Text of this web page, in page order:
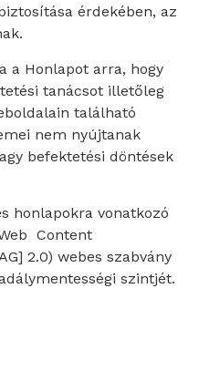
érdekében, az
a Honlapot arra, hogy
tanácsot illetőleg
található
nem nyújtanak
befektetési döntések
honlapokra vonatkozó
Content
2.0) webes szabvány
szintjét.